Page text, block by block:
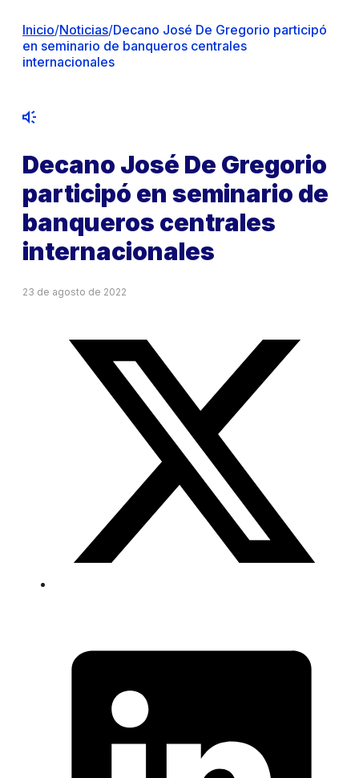
Inicio/Noticias/Decano José De Gregorio participó
en seminario de banqueros centrales
internacionales
Decano José De Gregorio
participó en seminario de
banqueros centrales
internacionales
23 de agosto de 2022